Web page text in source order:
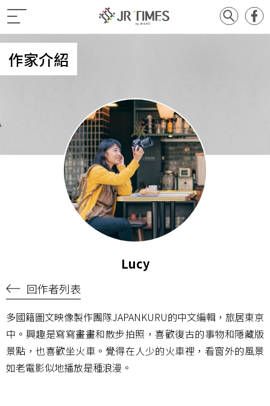
作家介紹
Lucy
回作者列表
多國籍圖文映像製作團隊JAPANKURU的中文編輯，旅居東京
中。興趣是寫寫畫畫和散步拍照，喜歡復古的事物和隱藏版
景點，也喜歡坐火車。覺得在人少的火車裡，看窗外的風景
如老電影似地播放是種浪漫。